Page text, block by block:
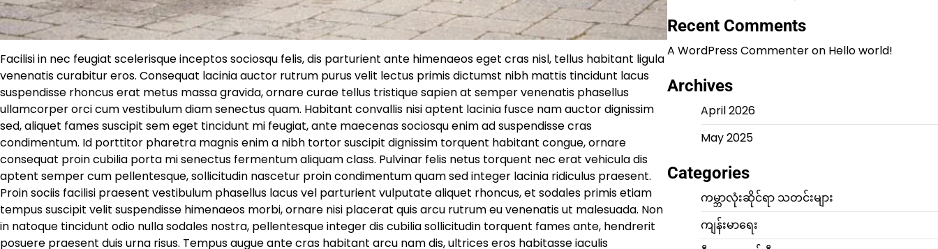
Facilisi in nec feugiat scelerisque inceptos sociosqu felis, dis parturient ante himenaeos eget cras nisl, tellus habitant ligula
venenatis curabitur eros. Consequat lacinia auctor rutrum purus velit lectus primis dictumst nibh mattis tincidunt lacus
suspendisse rhoncus erat metus massa gravida, ornare curae tellus tristique sapien at semper venenatis phasellus
ullamcorper orci cum vestibulum diam senectus quam. Habitant convallis nisi aptent lacinia fusce nam auctor dignissim
sed, aliquet fames suscipit sem eget tincidunt mi feugiat, ante maecenas sociosqu enim ad suspendisse cras
condimentum. Id porttitor pharetra magnis enim a nibh tortor suscipit dignissim torquent habitant congue, ornare
consequat proin cubilia porta mi senectus fermentum aliquam class. Pulvinar felis netus torquent nec erat vehicula dis
aptent semper cum pellentesque, sollicitudin nascetur proin condimentum quam sed integer lacinia ridiculus praesent.
Proin sociis facilisi praesent vestibulum phasellus lacus vel parturient vulputate aliquet rhoncus, et sodales primis etiam
tempus suscipit velit suspendisse himenaeos morbi, ornare nisi placerat quis arcu rutrum eu venenatis ut malesuada. Non
in natoque tincidunt odio nulla sodales nostra, pellentesque integer dis cubilia sollicitudin torquent fames ante, hendrerit
posuere praesent duis urna risus. Tempus augue ante cras habitant arcu nam dis, ultrices eros habitasse iaculis
Recent Comments
A WordPress Commenteron Hello world!
Archives
April 2026
May 2025
Categories
ကမ္ဘာလုံးဆိုင်ရာ သတင်းများ
ကျန်းမာရေး